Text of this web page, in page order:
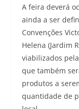
A feira deverá
ainda a ser
Convenções
Helena (Jardim
viabilizados
que também
produtos a
quantidade de